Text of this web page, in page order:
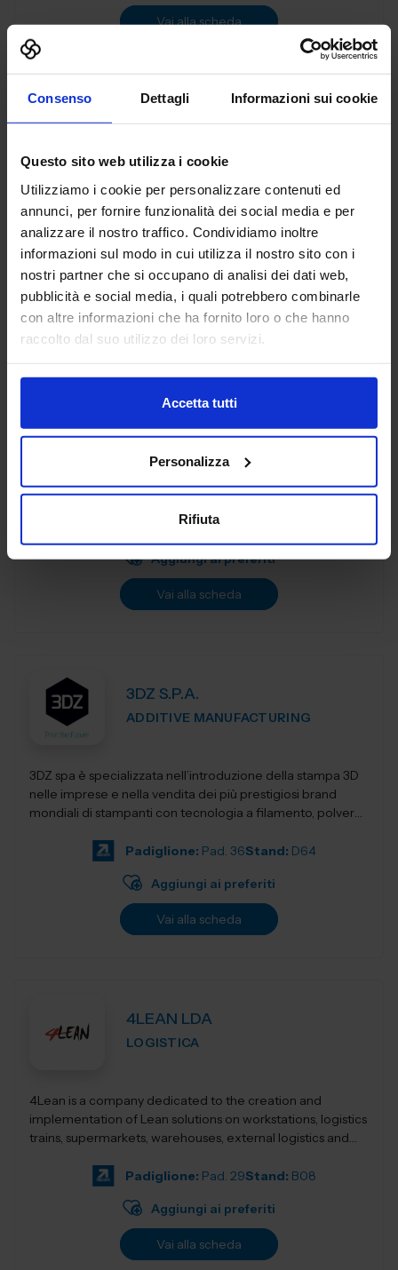
Consenso Dettagli Informazioni sui cookie
Questo sito web utilizza i cookie
Utilizziamo i cookie per personalizzare contenuti ed
annunci, per fornire funzionalità dei social media e per
analizzare il nostro traffico. Condividiamo inoltre
informazioni sul modo in cui utilizza il nostro sito con i
nostri partner che si occupano di analisi dei dati web,
pubblicità e social media, i quali potrebbero combinarle
con altre informazioni che ha fornito loro o che hanno
raccolto dal suo utilizzo dei loro servizi.
Accetta tutti
Personalizza
Rifiuta
Vai alla scheda
3D PRINT ITALIA SRL
Padiglione:
Aggiungi ai preferiti
Vai alla scheda
service professionale di stampa 3D a professionisti ed
aziende. Copriamo le principali tecnologie di
Padiglione: Pad. 36
Aggiungi ai preferiti
Vai alla scheda
3DZ S.P.A.
ADDITIVE MANUFACTURING
3DZ spa è specializzata nell’introduzione della stampa 3D
nelle imprese e nella vendita dei più prestigiosi brand
mondiali di stampanti con tecnologia a filamento, polvere,
Padiglione: Pad. 36Stand: D64
Aggiungi ai preferiti
Vai alla scheda
4LEAN LDA
LOGISTICA
4Lean is a company dedicated to the creation and
implementation of Lean solutions on workstations, logistics
trains, supermarkets, warehouses, external logistics and
Padiglione: Pad. 29Stand: B08
Aggiungi ai preferiti
Vai alla scheda